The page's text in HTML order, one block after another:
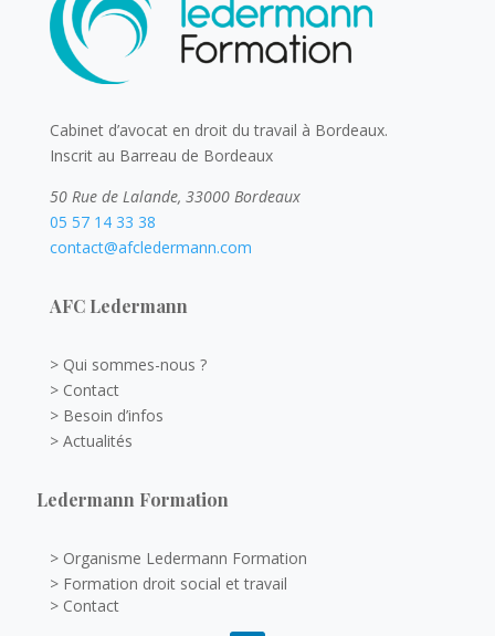
Cabinet d’avocat en droit du travail à Bordeaux.
Inscrit au Barreau de Bordeaux
50 Rue de Lalande, 33000 Bordeaux
05 57 14 33 38
contact@afcledermann.com
AFC Ledermann
> Qui sommes-nous ?
> Contact
> Besoin d’infos
> Actualités
Ledermann Formation
> Organisme Ledermann Formation
> Formation droit social et travail
> Contact